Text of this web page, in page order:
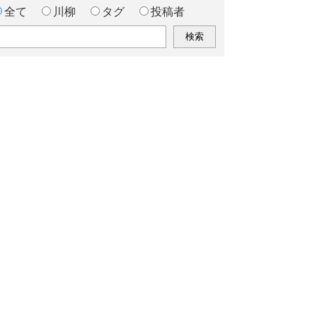
全て 川柳 タグ 投稿者